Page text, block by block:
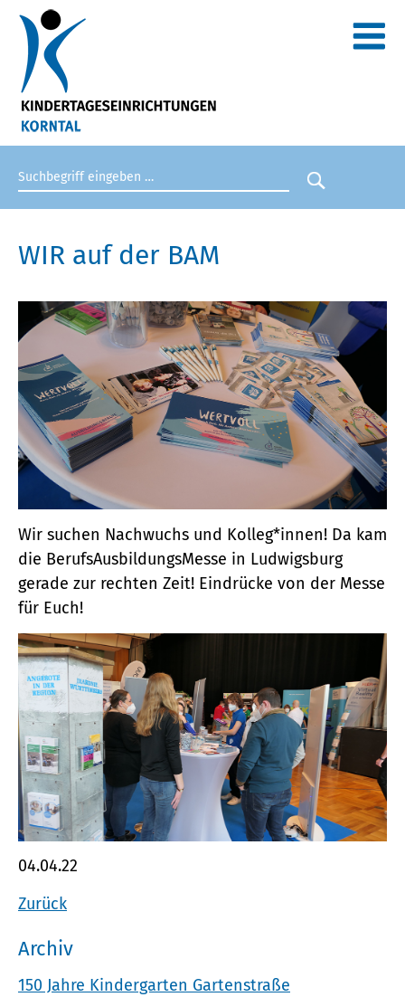
Suchbegriff eingeben
Suche
WIR auf der BAM
Wir suchen Nachwuchs und Kolleg*innen! Da kam
die BerufsAusbildungsMesse in Ludwigsburg
gerade zur rechten Zeit! Eindrücke von der Messe
für Euch!
04.04.22
Zurück
Archiv
150 Jahre Kindergarten Gartenstraße